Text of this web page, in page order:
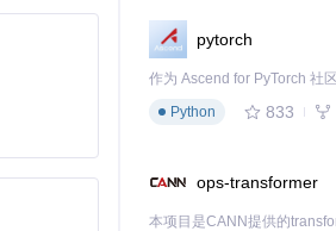
pytorch
Python
833
ops-transformer